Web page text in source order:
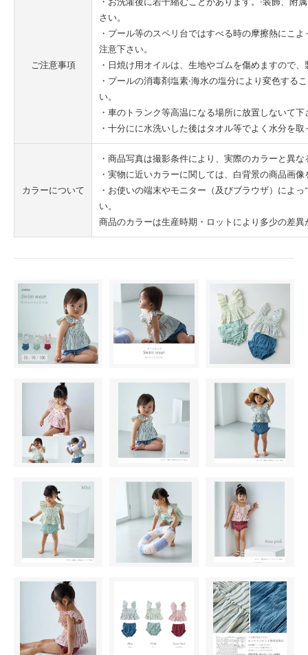
ご注意事項
さい。
・プール等のスペリ台ではすべる時の摩擦熱にこ
注意下さい。
・日焼け用オイルは、生地やゴムを傷めますので
・プールの消毒剤塩素·海水の塩分により変色する
い。
・車のトランク等高温になる場所に放置しないて下
・十分にに水洗いした後はタオル等でよく水分を
カラーについて
・商品写真は撮影条件により、実際のカラーと異
・実物に近いカラーに関しては、白背景の商品画
・お使いの端末やモニター（及びブラウザ）によ
い。
商品のカラーは生産時期・ロットにより多少の差